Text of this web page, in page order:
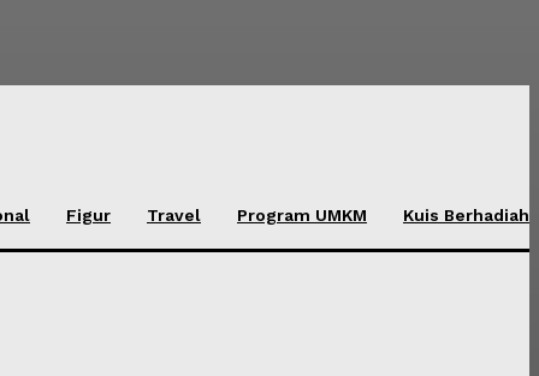
Figur Travel Program UMKM Kuis Berhadiah